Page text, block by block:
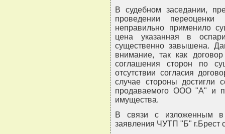
В судебном заседании,
проведении
неправильно применило
цена указанная в
существенно завышена.
внимание, так как
соглашения сторон по
отсутствии согласия
случае стороны достигли
продаваемого ООО "А" и
имущества.
В связи с изложенным в
заявления ЧУТП "Б" г.Брест